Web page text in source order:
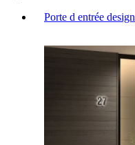
Porte d entrée design